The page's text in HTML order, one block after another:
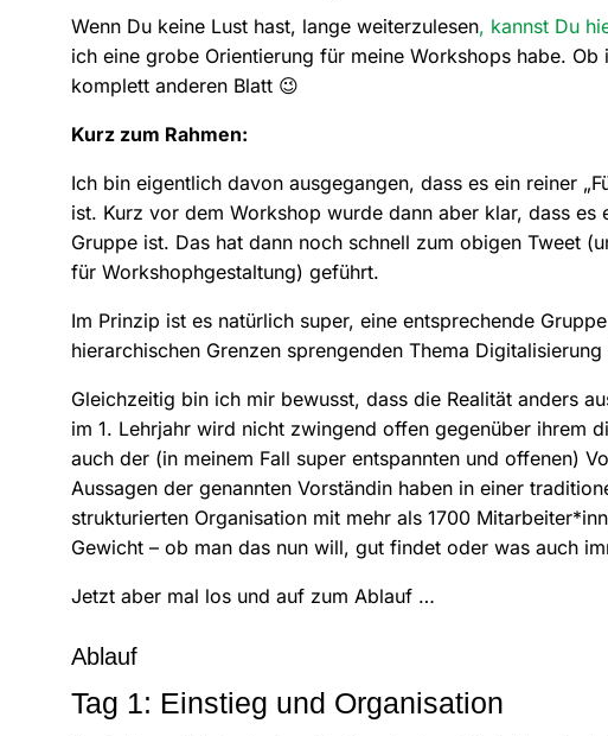
Wenn Du keine Lust hast, lange weiterzulesen, kannst Du
ich eine grobe Orientierung für meine Workshops habe.
komplett anderen Blatt 😉
Kurz zum Rahmen:
Ich bin eigentlich davon ausgegangen, dass es ein reiner
ist. Kurz vor dem Workshop wurde dann aber klar, dass es
Gruppe ist. Das hat dann noch schnell zum obigen Tweet
für Workshophgestaltung) geführt.
Im Prinzip ist es natürlich super, eine entsprechende
hierarchischen Grenzen sprengenden Thema
Gleichzeitig bin ich mir bewusst, dass die Realität anders
im 1. Lehrjahr wird nicht zwingend offen gegenüber ihrem
auch der (in meinem Fall super entspannten und offenen)
Aussagen der genannten Vorständin haben in einer
strukturierten Organisation mit mehr als 1700
Gewicht – ob man das nun will, gut findet oder was auch
Jetzt aber mal los und auf zum Ablauf …
Ablauf
Tag 1: Einstieg und Organisation